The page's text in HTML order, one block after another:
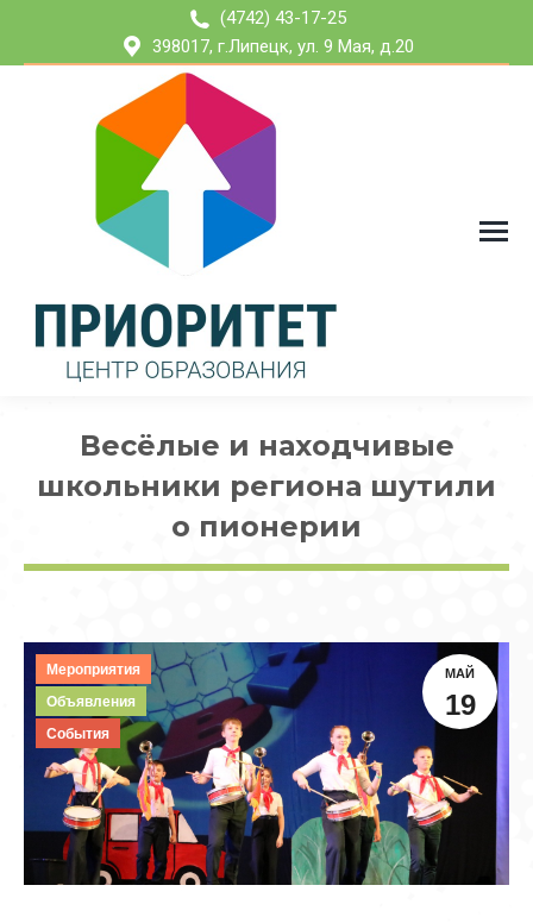
(4742) 43-17-25
398017, г.Липецк, ул. 9 Мая, д.20
Весёлые и находчивые
школьники региона шутили
о пионерии
МАЙ
19
Мероприятия
Объявления
События